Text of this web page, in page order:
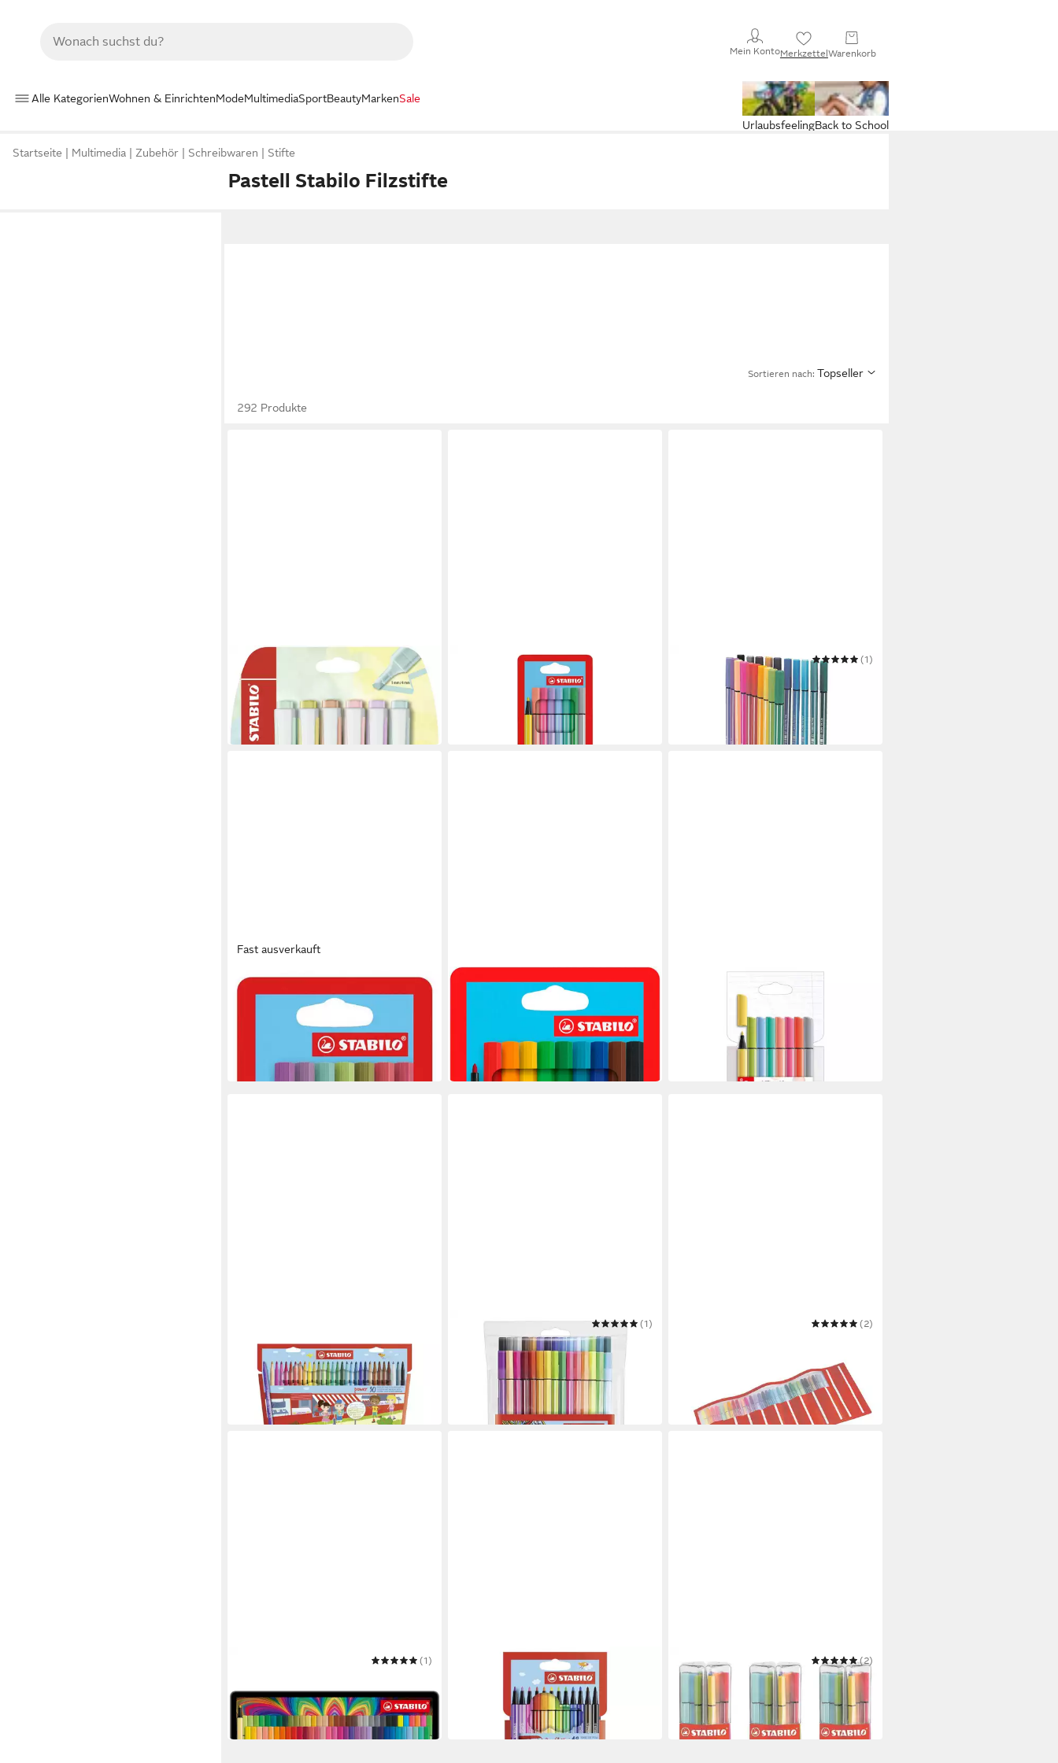
Mein KontoMerkzettelWarenkorb
Alle KategorienWohnen & EinrichtenModeMultimediaSportBeautyMarkenSale
Back to School
Urlaubsfeeling
Startseite Multimedia Zubehör Schreibwaren Stifte
Pastell Stabilo Filzstifte
Sortieren nach: Topseller
292 Produkte
STABILO
Filzstift Textmarker-Set mit 6
Farben, Pastell, 6er Pack
13,90 €
in 2-3 Werktagen bei dir
Filzstift Pen 68 Pastell
in 6-8 Werktagen bei dir
Filzstift Pen 68 ColorParade
(1)
ab 21,86 € UVP24,50 €
in 6-8 Werktagen bei dir
Fast ausverkauft
STABILA
Faserstift STABILO Pen 68 Filzstift -
1 mm - pastell - 8er Set - Kartonetui
lieferbar in 3 Wochen
STABILO
Filzstift Premium-Filzstift - STABILO
Pen 68 - 10er Pack - 10 Farben
10,99 €
in 3-4 Werktagen bei dir
Faserstift STABILO pointMax
in 6-8 Werktagen bei dir
mm - 30er Set
ab 10,40 €
in 6-8 Werktagen bei dir
STABILO
Faserstift STABILO Pen 68 Filzstift -
1 mm - 30er Etui - Kunststoffetui
(1)
ab 31,19 € UVP 44,02 €
in 6-7 Werktagen bei dir
(2)
ARTY 66er 10152167
(1)
67,74 €
in 6-8 Werktagen bei dir
Filzstift STABILO Pen 68 Mini
Filzstift - 1 mm - 12er Etui
ab 12,11 €
in 6-8 Werktagen bei dir
STABILO
Filzstift Pen 68
(2)
ab 23,57 €
in 6-8 Werktagen bei dir